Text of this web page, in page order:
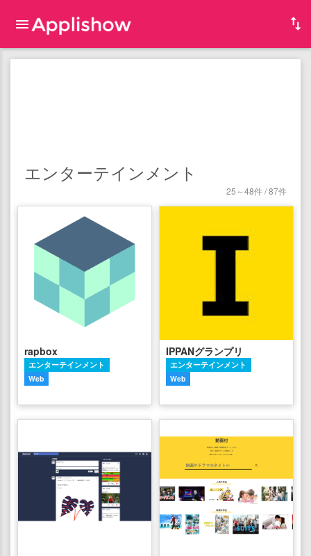
エンターテインメント
25～48件 / 87件
rapbox
エンターテインメント
Web
IPPANグランプリ
エンターテインメント
Web